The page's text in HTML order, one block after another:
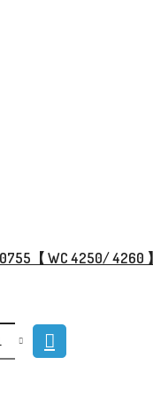
【 WC 4250/ 4260 】